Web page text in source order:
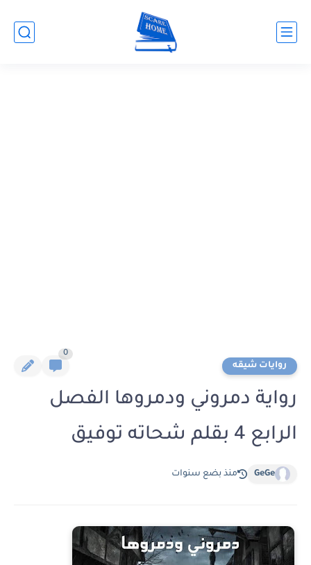
روايات شيقه
0
رواية دمروني ودمروها الفصل
الرابع 4 بقلم شحاته توفيق
GeGe منذ بضع سنوات